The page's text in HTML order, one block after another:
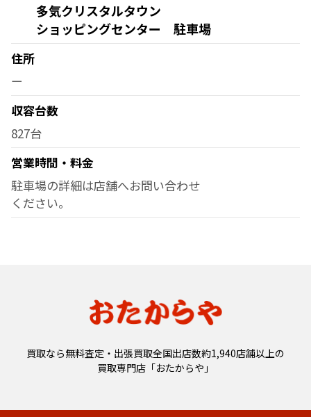
多気クリスタルタウン
ショッピングセンター 駐車場
住所
ー
収容台数
827台
営業時間・料金
駐車場の詳細は店舗へお問い合わせ
ください。
買取なら無料査定・出張買取全国出店数約1,940店舗以上の
買取専門店「おたからや」